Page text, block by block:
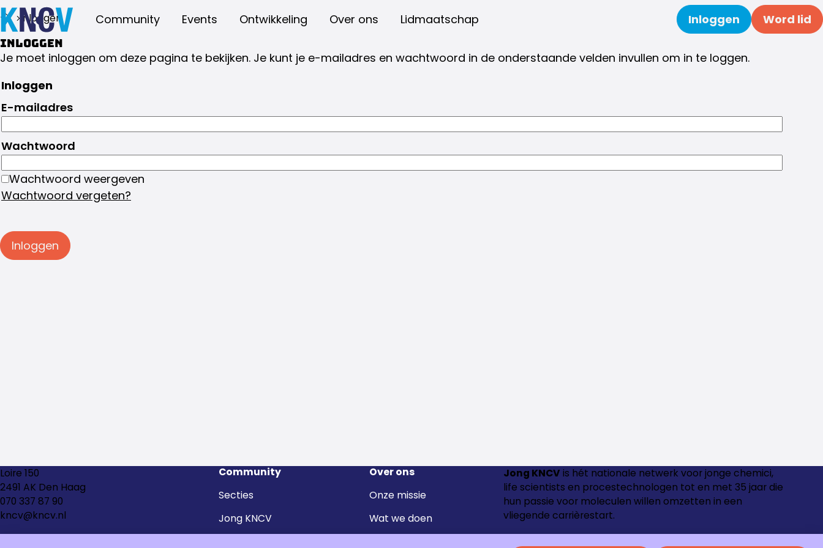
Community Events Ontwikkeling Over ons Lidmaatschap Zoeken Inloggen Word lid
Inloggen
Inloggen
Je moet inloggen om deze pagina te bekijken. Je kunt je e-mailadres en wachtwoord in de onderstaande velden invullen om in te loggen.
Inloggen
E-mailadres
Wachtwoord
Wachtwoord weergeven
Wachtwoord vergeten?
Inloggen
Loire 150
2491 AK Den Haag
070 337 87 90
kncv@kncv.nl
Community
Secties
Jong KNCV
Over ons
Onze missie
Wat we doen
Jong KNCV is hét nationale netwerk voor jonge chemici,
life scientists en procestechnologen tot en met 35 jaar die
hun passie voor moleculen willen omzetten in een
vliegende carrièrestart.